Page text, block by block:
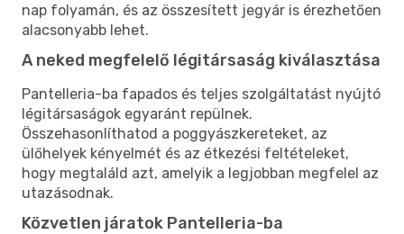
nap folyamán, és az összesített jegyár is érezhetően
alacsonyabb lehet.
A neked megfelelő légitársaság kiválasztása
Pantelleria-ba fapados és teljes szolgáltatást nyújtó
légitársaságok egyaránt repülnek.
Összehasonlíthatod a poggyászkereteket, az
ülőhelyek kényelmét és az étkezési feltételeket,
hogy megtaláld azt, amelyik a legjobban megfelel az
utazásodnak.
Közvetlen járatok Pantelleria-ba